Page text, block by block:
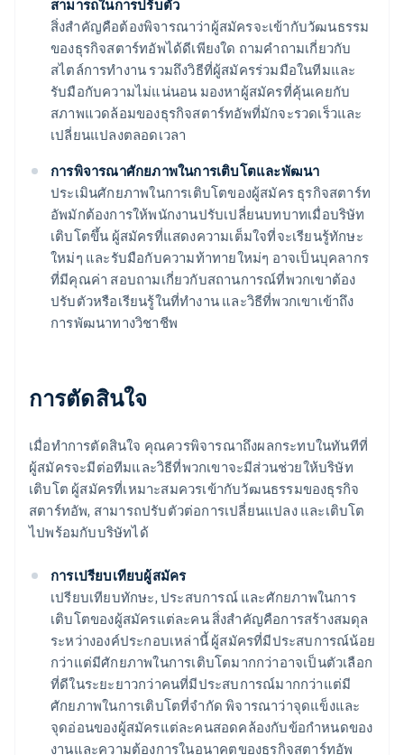
สามารถในการปรับตัว
สิ่งสำคัญคือต้องพิจารณาว่าผู้สมัครจะเข้ากับวัฒนธรรม
ของธุรกิจสตาร์ทอัพได้ดีเพียงใด ถามคำถามเกี่ยวกับ
สไตล์การทำงาน รวมถึงวิธีที่ผู้สมัครร่วมมือในทีมและ
รับมือกับความไม่แน่นอน มองหาผู้สมัครที่คุ้นเคยกับ
สภาพแวดล้อมของธุรกิจสตาร์ทอัพที่มักจะรวดเร็วและ
เปลี่ยนแปลงตลอดเวลา
การพิจารณาศักยภาพในการเติบโตและพัฒนา
ประเมินศักยภาพในการเติบโตของผู้สมัคร ธุรกิจสตาร์ท
อัพมักต้องการให้พนักงานปรับเปลี่ยนบทบาทเมื่อบริษัท
เติบโตขึ้น ผู้สมัครที่แสดงความเต็มใจที่จะเรียนรู้ทักษะ
ใหม่ๆ และรับมือกับความท้าทายใหม่ๆ อาจเป็นบุคลากร
ที่มีคุณค่า สอบถามเกี่ยวกับสถานการณ์ที่พวกเขาต้อง
ปรับตัวหรือเรียนรู้ในที่ทำงาน และวิธีที่พวกเขาเข้าถึง
การพัฒนาทางวิชาชีพ
การตัดสินใจ
เมื่อทำการตัดสินใจ คุณควรพิจารณาถึงผลกระทบในทันทีที่
ผู้สมัครจะมีต่อทีมและวิธีที่พวกเขาจะมีส่วนช่วยให้บริษัท
เติบโต ผู้สมัครที่เหมาะสมควรเข้ากับวัฒนธรรมของธุรกิจ
สตาร์ทอัพ, สามารถปรับตัวต่อการเปลี่ยนแปลง และเติบโต
ไปพร้อมกับบริษัทได้
การเปรียบเทียบผู้สมัคร
เปรียบเทียบทักษะ, ประสบการณ์ และศักยภาพในการ
เติบโตของผู้สมัครแต่ละคน สิ่งสำคัญคือการสร้างสมดุล
ระหว่างองค์ประกอบเหล่านี้ ผู้สมัครที่มีประสบการณ์น้อย
กว่าแต่มีศักยภาพในการเติบโตมากกว่าอาจเป็นตัวเลือก
ที่ดีในระยะยาวกว่าคนที่มีประสบการณ์มากกว่าแต่มี
ศักยภาพในการเติบโตที่จำกัด พิจารณาว่าจุดแข็งและ
จุดอ่อนของผู้สมัครแต่ละคนสอดคล้องกับข้อกำหนดของ
งานและความต้องการในอนาคตของธุรกิจสตาร์ทอัพ